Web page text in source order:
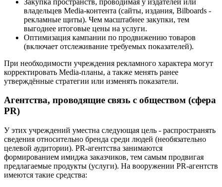
владельцев Media-контента (сайты, издания, Bilboards -
рекламные щиты). Чем масштабнее закупки, тем
выгоднее итоговые цены на услуги.
Оптимизация кампании по продвижению товаров
(включает отслеживание требуемых показателей).
При необходимости учреждения рекламного характера могут
корректировать Media-планы, а также менять ранее
утверждённые стратегии или изменять показатели.
Агентства, проводящие связь с обществом (сфера
PR)
У этих учреждений уместна следующая цель - распространять
сведения относительно бренда среди людей (необязательно
целевой аудитории). PR-агентства занимаются
формированием имиджа заказчиков, тем самым продвигая
предлагаемые продукты (услуги). На вооружении PR-агентств
имеются такие средства: